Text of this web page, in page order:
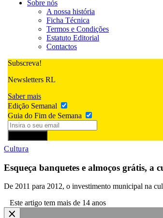
Sobre nós
A nossa história
Ficha Técnica
Termos e Condições
Estatuto Editorial
Contactos
Subscreva!
Newsletters RL
Saber mais
Edição Semanal
Guia do Fim de Semana
Cultura
Esqueça banquetes e almoços grátis, a
De 2011 para 2012, o investimento municipal na
Este artigo tem mais de 14 anos